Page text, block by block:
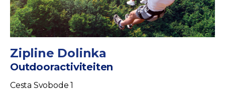
Zipline Dolinka
Outdooractiviteiten
Cesta Svobode 1